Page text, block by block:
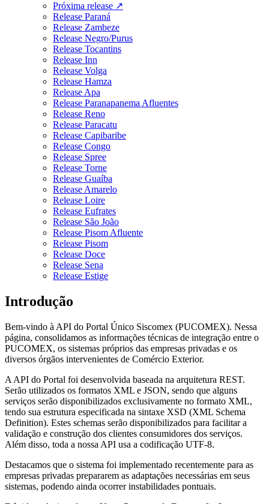
Próxima release ↗
Release Paraná
Release Zambeze
Release Negro/Purus
Release Tocantins
Release Inn
Release Volga
Release Hamza
Release Apa
Release Paranapanema Afluentes
Release Reno
Release Paracatu
Release Capibaribe
Release Congo
Release Spree
Release Torne
Release Guaíba
Release Amarelo
Release Loire
Release Eufrates
Release São João
Release Pisom Afluente
Release Pisom
Release Doce
Release Sena
Release Estige
Introdução
Bem-vindo à API do Portal Único Siscomex (PUCOMEX). Nessa
página, consolidamos as informações técnicas de integração entre o
PUCOMEX, os sistemas próprios das empresas privadas e os
diversos órgãos intervenientes de Comércio Exterior.
A API do Portal foi desenvolvida baseada na arquitetura REST.
Serão utilizados os formatos XML e JSON, sendo que alguns
serviços serão disponibilizados exclusivamente no formato XML,
tendo sua estrutura especificada na sintaxe XSD (XML Schema
Definition). Estes schemas serão disponibilizados para facilitar a
validação e construção dos clientes consumidores dos serviços.
Além disso, toda a nossa API usa a codificação UTF-8.
Destacamos que o sistema foi implementado recentemente para as
empresas privadas prepararem as adaptações necessárias em seus
sistemas, podendo ainda ocorrer instabilidades pontuais.